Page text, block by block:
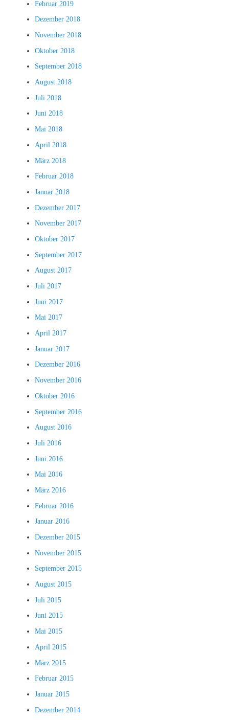
Februar 2019
Dezember 2018
November 2018
Oktober 2018
September 2018
August 2018
Juli 2018
Juni 2018
Mai 2018
April 2018
März 2018
Februar 2018
Januar 2018
Dezember 2017
November 2017
Oktober 2017
September 2017
August 2017
Juli 2017
Juni 2017
Mai 2017
April 2017
Januar 2017
Dezember 2016
November 2016
Oktober 2016
September 2016
August 2016
Juli 2016
Juni 2016
Mai 2016
März 2016
Februar 2016
Januar 2016
Dezember 2015
November 2015
September 2015
August 2015
Juli 2015
Juni 2015
Mai 2015
April 2015
März 2015
Februar 2015
Januar 2015
Dezember 2014